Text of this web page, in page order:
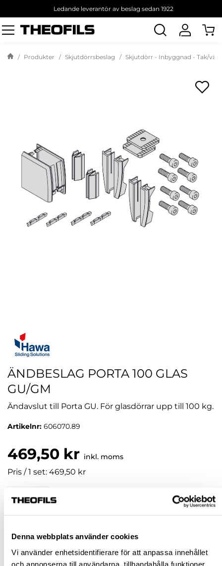
Denna webbplats använder cookies
Vi använder enhetsidentifierare för att anpassa innehållet
och annonserna till användarna, tillhandahålla funktioner
Ledande leverantör av beslag sedan 1922
Sök
produkt
Produkter Skjutdörrsbeslag Skjutdörr - Inbyggnad - Tak/
ÄNDBESLAG PORTA 100 GLAS
GU/GM
Ändavslut till Porta GU. För glasdörrar upp till 100 kg.
Artikelnr: 606070.89
469,50 kr inkl. moms
Pris / 1 set: 469,50 kr
set
Jönköping huvudlager Finns i lager online